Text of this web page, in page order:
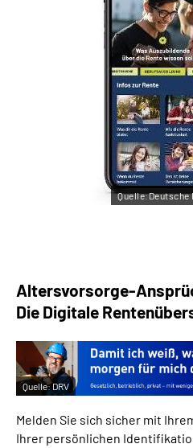
Quelle:Deutsche
Altersvorsorge-
Die Digitale
Quelle:DRV
Melden Sie sich sicher mit
Ihrer persönlichen